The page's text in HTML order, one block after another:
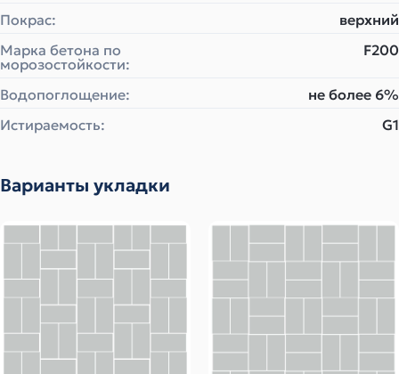
Покрас:
верхний
Марка бетона по
морозостойкости:
F200
Водопоглощение:
не более 6%
Истираемость:
G1
Варианты укладки